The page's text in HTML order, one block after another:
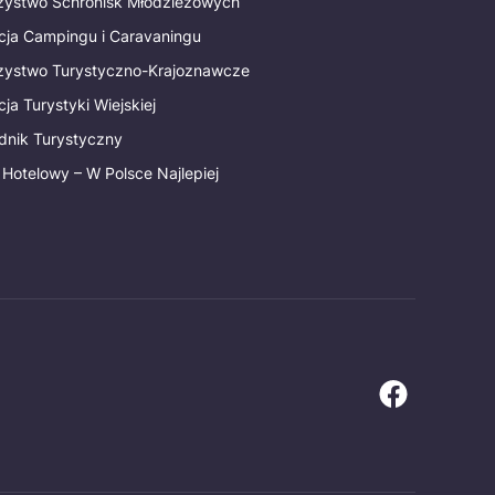
Campingu i Caravaningu
Turystyczno-Krajoznawcze
Turystyki Wiejskiej
Turystyczny
– W Polsce Najlepiej